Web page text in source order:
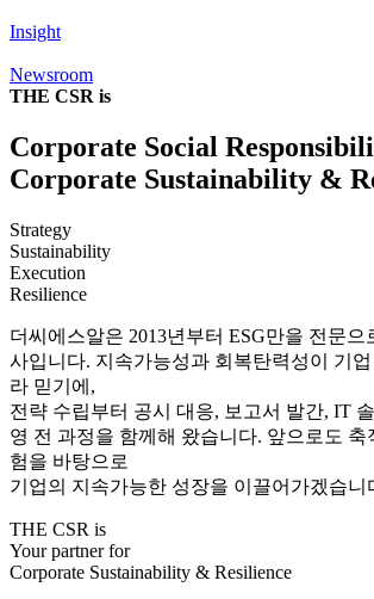
Insight
Newsroom
THE CSR is
Corporate Social
Corporate Sustainability &
Strategy
Sustainability
Execution
Resilience
더씨에스알은 2013년부터 ESG만을 전문으
사입니다. 지속가능성과 회복탄력성이 기업
라 믿기에,
전략 수립부터 공시 대응, 보고서 발간, IT
영 전 과정을 함께해 왔습니다. 앞으로도 축
험을 바탕으로
기업의 지속가능한 성장을 이끌어가겠습니
THE CSR is
Your partner for
Corporate Sustainability & Resilience